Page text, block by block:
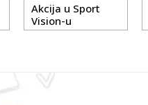
Akcija u Sport
Vision-u